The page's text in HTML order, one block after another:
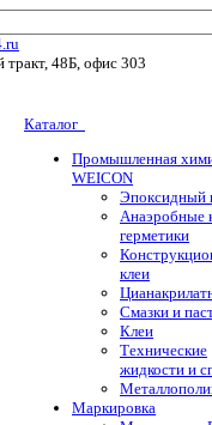
тракт, 48Б, офис 303
Каталог
Промышленная
WEICON
Эпоксидный
Анаэробные
герметики
клеи
Смазки и
Клеи
Технические
жидкости и
Маркировка